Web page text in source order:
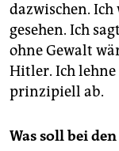
dazwischen.
gesehen. Ich
ohne Gewalt
Hitler. Ich
prinzipiell ab.
Was soll bei den